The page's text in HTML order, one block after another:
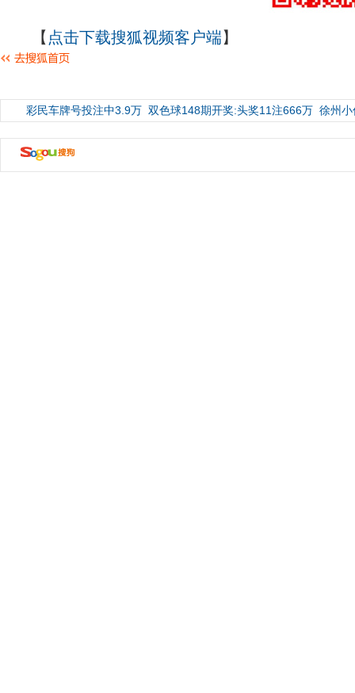
【 点击下载搜狐视频客户端】
彩民车牌号投注中3.9万 双色球148期开奖:头奖11注666万 徐州